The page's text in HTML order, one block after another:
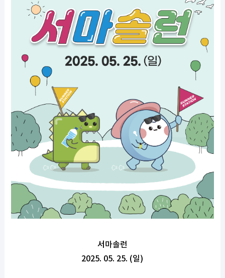
서마솔런
2025. 05. 25. (일)